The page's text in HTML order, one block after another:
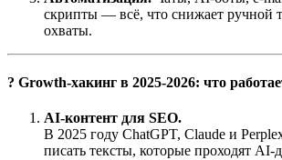
скрипты — всё, что снижает ручной
охваты.
? Growth-хакинг в 2025-2026: что
AI-контент для SEO.
В 2025 году ChatGPT, Claude и
писать тексты, которые проходят AI-